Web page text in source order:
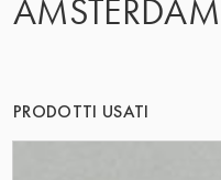
AMSTERDAM
PRODOTTI USATI